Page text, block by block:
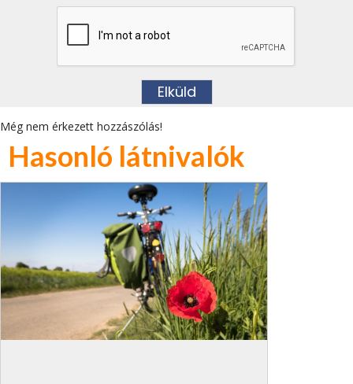
Még nem érkezett hozzászólás!
Hasonló látnivalók